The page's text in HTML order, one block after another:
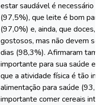
estar saudável é necessário
(97,5%), que leite é bom
(97,0%) e, ainda, que doces,
gostosos, mas não devem
dias (98,3%). Afirmaram
importante para sua saúde e
que a atividade física é tão
alimentação para saúde
importante comer cereais